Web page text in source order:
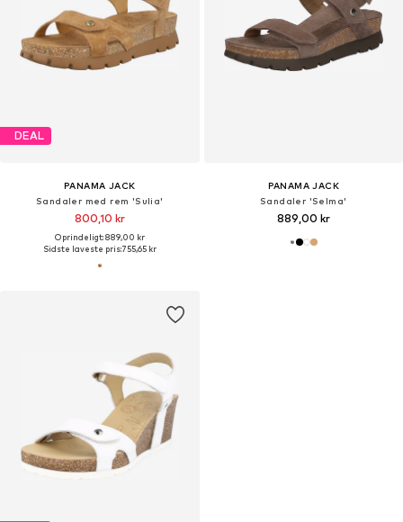
DEAL
PANAMA JACK
Sandaler med rem 'Sulia'
800,10 kr
Oprindeligt: 889,00 kr
Sidste laveste pris:755,65 kr
PANAMA JACK
Sandaler 'Selma'
889,00 kr